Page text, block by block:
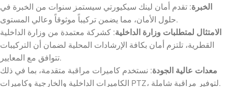
الخبرة: تقدم أمان لينك سيكيورتي سيستمز سنوات من الخبرة في
حلول الأمان، مما يضمن تركيباً موثوقاً وعالي المستوى.
الامتثال لمتطلبات وزارة الداخلية: كشركة معتمدة من وزارة الداخلية
القطرية، تلتزم أمان بكافة الإرشادات المحلية لضمان أن التركيبات
تتوافق مع المعايير.
معدات عالية الجودة: نستخدم كاميرات مراقبة متقدمة، بما في ذلك
الكاميرات الداخلية والخارجية وكاميرات PTZ، لتوفير مراقبة شاملة.